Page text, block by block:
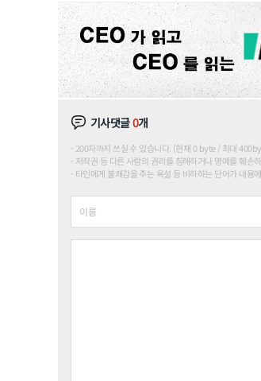
기사댓글0개
200자까지 쓰실 수 있습니다. (현재 0 byte / 최대
저작권 등 다른 사람의 권리를 침해하거나 명예를 훼손
타인에게 불쾌감을 주는 욕설 등 비하하는 단어가 내용